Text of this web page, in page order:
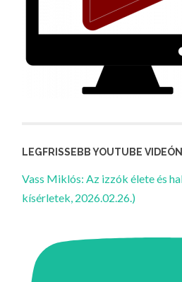
LEGFRISSEBB YOUTUBE
Vass Miklós: Az izzók élete és
kísérletek, 2026.02.26.)